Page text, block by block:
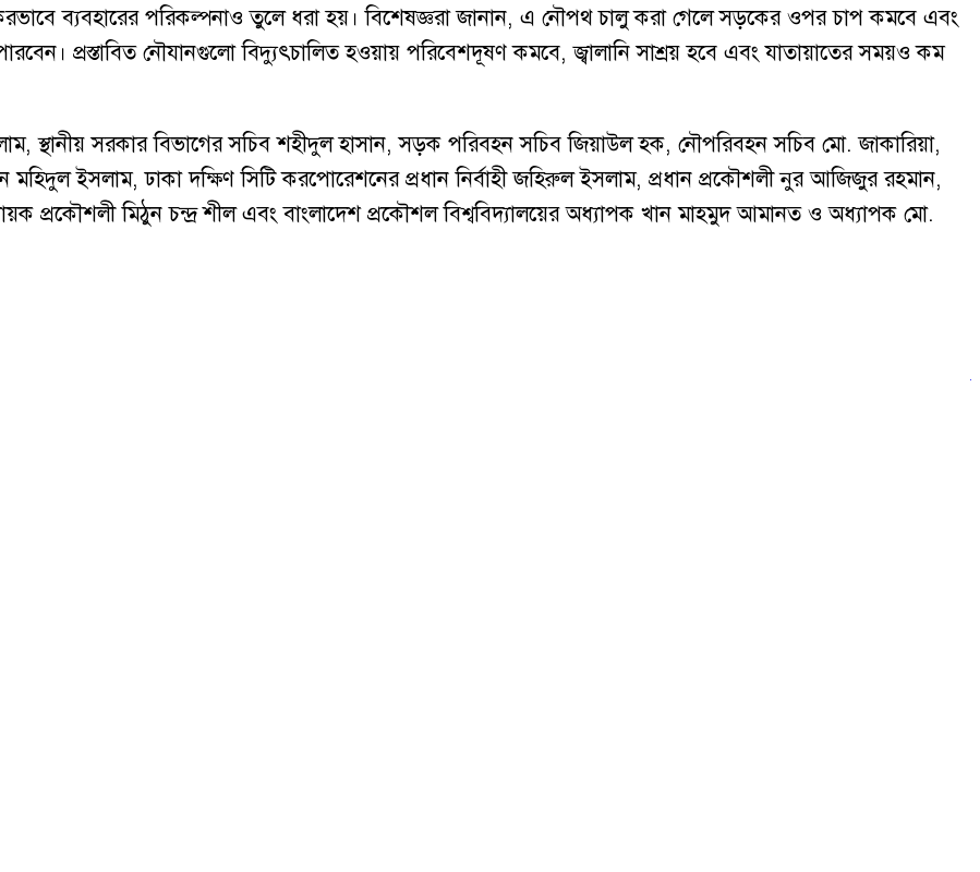
ব্যবহারের পরিকল্পনাও তুলে ধরা হয়। বিশেষজ্ঞরা জানান, এ নৌপথ চালু করা গেলে সড়কের ওপর চাপ কমবে এবং
প্রস্তাবিত নৌযানগুলো বিদ্যুৎচালিত হওয়ায় পরিবেশদূষণ কমবে, জ্বালানি সাশ্রয় হবে এবং যাতায়াতের সময়ও কম
স্থানীয় সরকার বিভাগের সচিব শহীদুল হাসান, সড়ক পরিবহন সচিব জিয়াউল হক, নৌপরিবহন সচিব মো. জাকারিয়া,
ইসলাম, ঢাকা দক্ষিণ সিটি করপোরেশনের প্রধান নির্বাহী জহিরুল ইসলাম, প্রধান প্রকৌশলী নুর আজিজুর রহমান,
প্রকৌশলী মিঠুন চন্দ্র শীল এবং বাংলাদেশ প্রকৌশল বিশ্ববিদ্যালয়ের অধ্যাপক খান মাহমুদ আমানত ও অধ্যাপক মো.